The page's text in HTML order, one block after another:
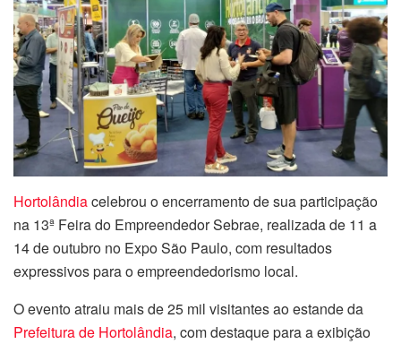
Hortolândiacelebrou o encerramento de sua participação
na 13ª Feira do Empreendedor Sebrae, realizada de 11 a
14 de outubro no Expo São Paulo, com resultados
expressivos para o empreendedorismo local.
O evento atraiu mais de 25 mil visitantes ao estande da
Prefeitura de Hortolândia, com destaque para a exibição